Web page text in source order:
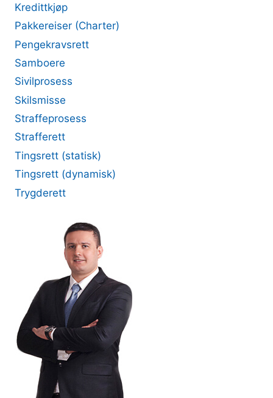
Kredittkjøp
Pakkereiser (Charter)
Pengekravsrett
Samboere
Sivilprosess
Skilsmisse
Straffeprosess
Strafferett
Tingsrett (statisk)
Tingsrett (dynamisk)
Trygderett